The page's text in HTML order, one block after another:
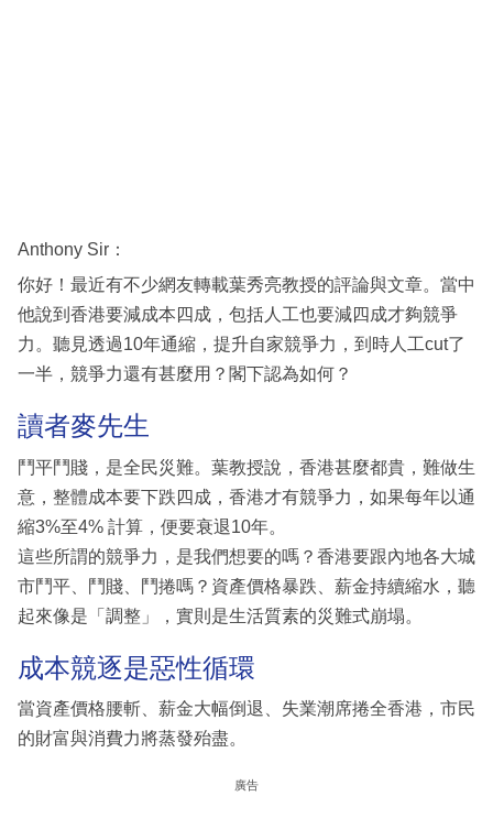
Anthony Sir：
你好！最近有不少網友轉載葉秀亮教授的評論與文章。當中
他說到香港要減成本四成，包括人工也要減四成才夠競爭
力。聽見透過10年通縮，提升自家競爭力，到時人工cut了
一半，競爭力還有甚麼用？閣下認為如何？
讀者麥先生
鬥平鬥賤，是全民災難。葉教授說，香港甚麼都貴，難做生
意，整體成本要下跌四成，香港才有競爭力，如果每年以通
縮3%至4% 計算，便要衰退10年。
這些所謂的競爭力，是我們想要的嗎？香港要跟內地各大城
市鬥平、鬥賤、鬥捲嗎？資產價格暴跌、薪金持續縮水，聽
起來像是「調整」，實則是生活質素的災難式崩塌。
成本競逐是惡性循環
當資產價格腰斬、薪金大幅倒退、失業潮席捲全香港，市民
的財富與消費力將蒸發殆盡。
廣告